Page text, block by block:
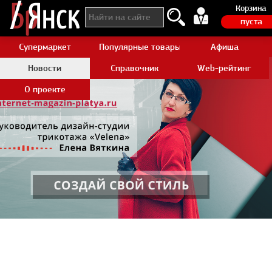
Корзина
пуста
Супермаркет Популярные товары AliexpressАфиша
Новости
Справочник
Web-рейтинг
О проекте